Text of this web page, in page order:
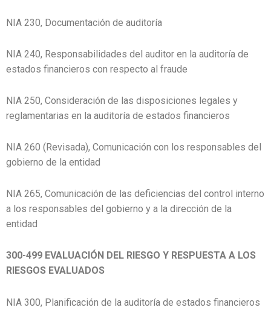
NIA 230, Documentación de auditoría
NIA 240, Responsabilidades del auditor en la auditoría de
estados financieros con respecto al fraude
NIA 250, Consideración de las disposiciones legales y
reglamentarias en la auditoría de estados financieros
NIA 260 (Revisada), Comunicación con los responsables del
gobierno de la entidad
NIA 265, Comunicación de las deficiencias del control interno
a los responsables del gobierno y a la dirección de la
entidad
300-499 EVALUACIÓN DEL RIESGO Y RESPUESTA A LOS
RIESGOS EVALUADOS
NIA 300, Planificación de la auditoría de estados financieros